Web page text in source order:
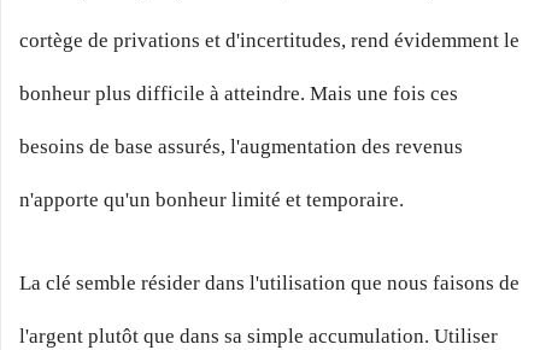
cortège de privations et d'incertitudes, rend évidemment le
bonheur plus difficile à atteindre. Mais une fois ces
besoins de base assurés, l'augmentation des revenus
n'apporte qu'un bonheur limité et temporaire.
La clé semble résider dans l'utilisation que nous faisons de
l'argent plutôt que dans sa simple accumulation. Utiliser